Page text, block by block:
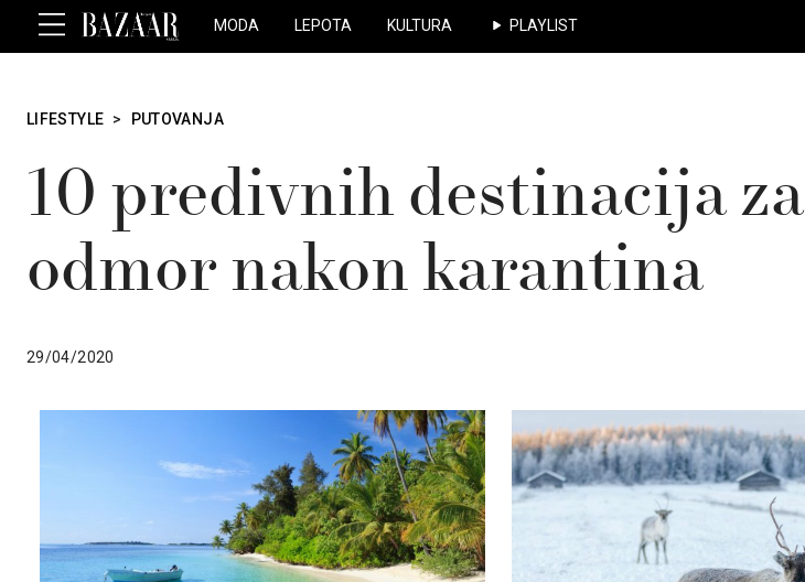
MODA LEPOTA KULTURA PLAYLIST
LIFESTYLE > PUTOVANJA
10 predivnih destinacija za
odmor nakon karantina
29/04/2020